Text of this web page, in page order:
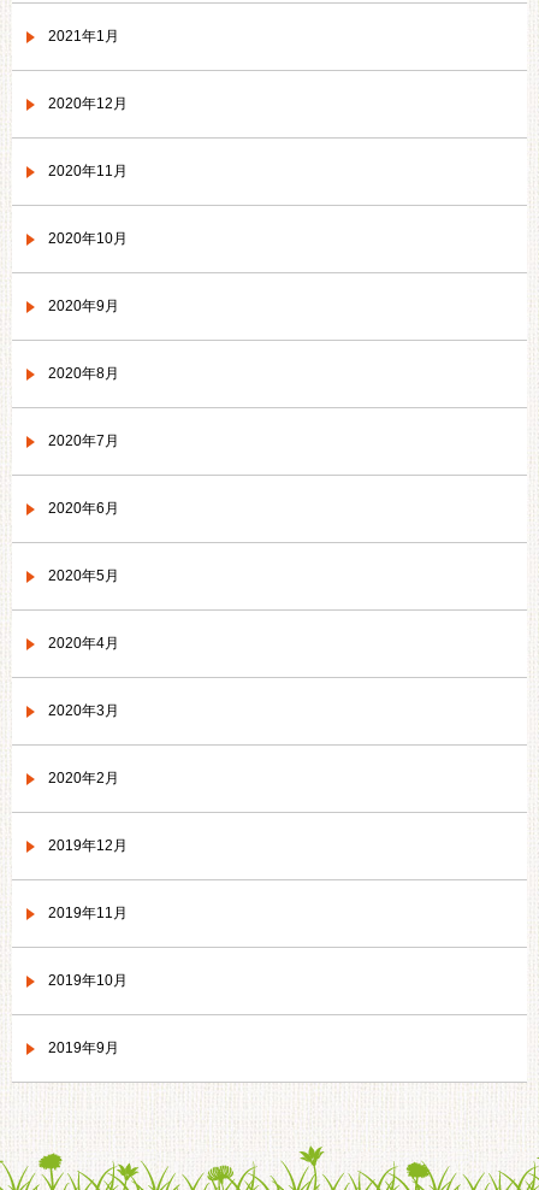
2021年1月
2020年12月
2020年11月
2020年10月
2020年9月
2020年8月
2020年7月
2020年6月
2020年5月
2020年4月
2020年3月
2020年2月
2019年12月
2019年11月
2019年10月
2019年9月